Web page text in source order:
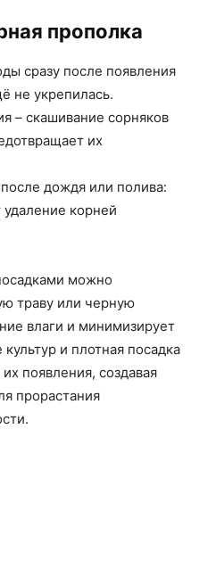
прополка
сразу после появления
не укрепилась.
– скашивание сорняков
их
дождя или полива:
корней
можно
траву или черную
влаги и минимизирует
и плотная посадка
появления, создавая
прорастания